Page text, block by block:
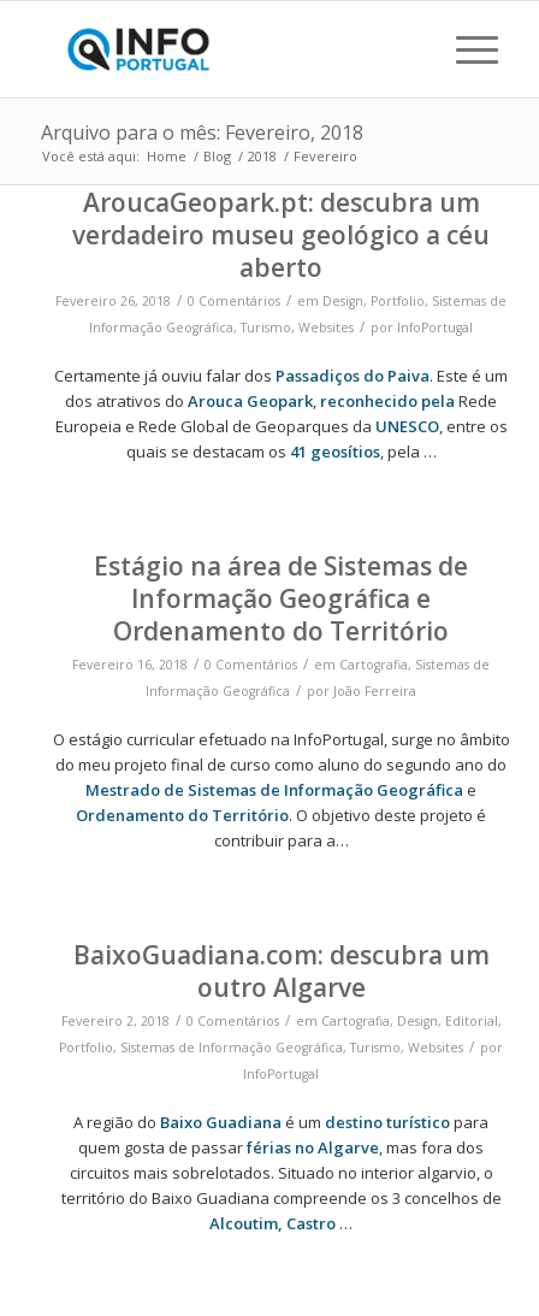
Arquivo para o mês: Fevereiro, 2018
Você está aqui: Home / Blog / 2018 / Fevereiro
AroucaGeopark.pt: descubra um
verdadeiro museu geológico a céu
aberto
Fevereiro 26, 2018 / 0 Comentários / em Design, Portfolio, Sistemas de
Informação Geográfica,Turismo,Websites / por InfoPortugal
Certamente já ouviu falar dos Passadiços do Paiva. Este é um
dos atrativos doArouca Geopark, reconhecido pela Rede
Europeia e Rede Global de Geoparques da UNESCO, entre os
quais se destacam os 41 geosítios, pela …
Estágio na área de Sistemas de
Informação Geográfica e
Ordenamento do Território
Fevereiro 16, 2018 / 0 Comentários / em Cartografia, Sistemas de
Informação Geográfica / por João Ferreira
O estágio curricular efetuado na InfoPortugal, surge no âmbito
do meu projeto final de curso como aluno do segundo ano do
Mestrado de Sistemas de Informação Geográfica e
Ordenamento do Território. O objetivo deste projeto é
contribuir para a…
BaixoGuadiana.com: descubra um
outro Algarve
Fevereiro 2, 2018 / 0 Comentários / em Cartografia, Design, Editorial,
Portfolio, Sistemas de Informação Geográfica,Turismo,Websites / por
InfoPortugal
A região do Baixo Guadiana é um destino turísticopara
quem gosta de passarférias no Algarve, mas fora dos
circuitos mais sobrelotados. Situado no interior algarvio, o
território do Baixo Guadiana compreende os 3 concelhos de
Alcoutim, Castro …